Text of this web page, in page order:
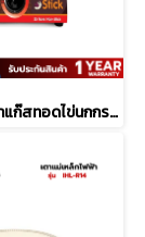
IMARFLEX เตาแก๊สทอดไข่นกกระทา เสียบไม้ รุ่น IF-042